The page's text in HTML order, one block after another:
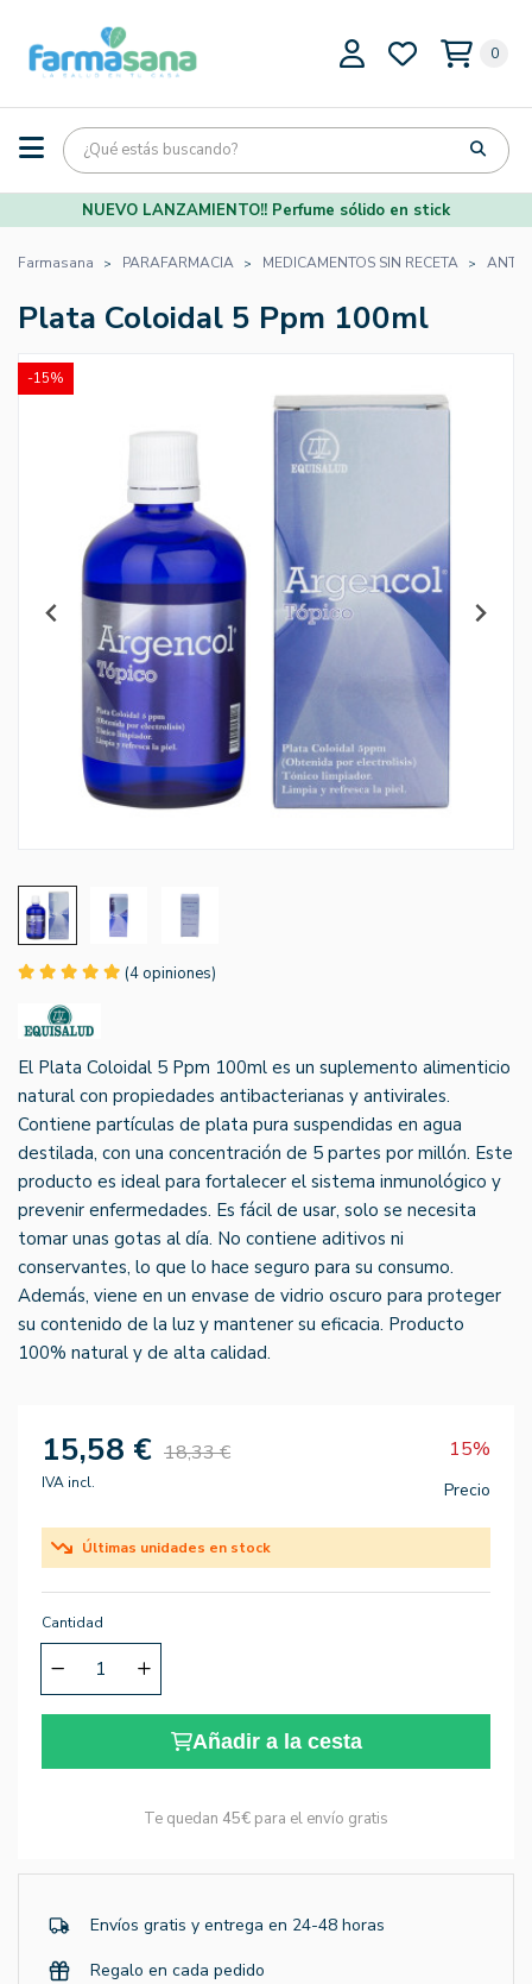
0
NUEVO LANZAMIENTO!! Perfume sólido en stick
Farmasana PARAFARMACIA MEDICAMENTOS SIN RECETA
Plata Coloidal 5 Ppm 100ml
-15%
(4 opiniones)
El Plata Coloidal 5 Ppm 100ml es un suplemento alimenticio
natural con propiedades antibacterianas y antivirales.
Contiene partículas de plata pura suspendidas en agua
destilada, con una concentración de 5 partes por millón. Este
producto es ideal para fortalecer el sistema inmunológico y
prevenir enfermedades. Es fácil de usar, solo se necesita
tomar unas gotas al día. No contiene aditivos ni
conservantes, lo que lo hace seguro para su consumo.
Además, viene en un envase de vidrio oscuro para proteger
su contenido de la luz y mantener su eficacia. Producto
100% natural y de alta calidad.
15,58 € 18,33 € 15%
IVA incl. Precio
Últimas unidades en stock
Cantidad
Añadir a la cesta
Te quedan 45€ para el envío gratis
Envíos gratis y entrega en 24-48 horas
Regalo en cada pedido